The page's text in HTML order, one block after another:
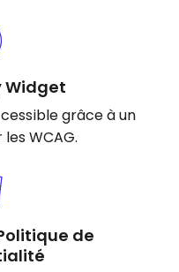
Widget
grâce à un
WCAG.
de